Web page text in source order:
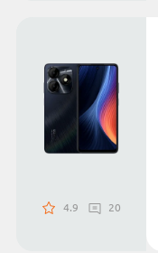
4.9 20